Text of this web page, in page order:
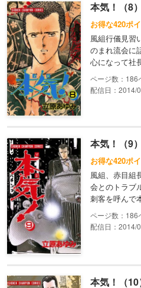
本気！（8）
お得な420ポ
風組行儀見習
のまれ流会に
心になって社
186
配信日：2014/
本気！（9）
お得な420ポ
風組、赤目組
会とのトラブ
刺客を呼んで
186
配信日：2014/
本気！（10